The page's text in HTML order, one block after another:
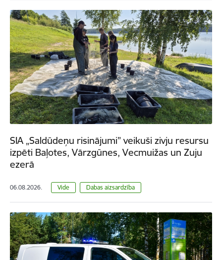
SIA „Saldūdeņu risinājumi” veikuši zivju resursu
izpēti Baļotes, Vārzgūnes, Vecmuižas un Zuju
ezerā
06.08.2026. Vide Dabas aizsardzība